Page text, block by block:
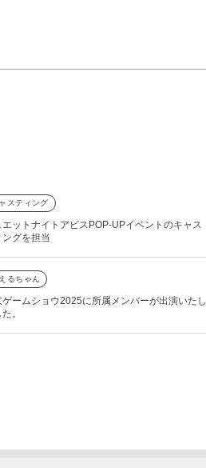
スティング
エットナイトアビスPOP-UPイベントのキャス
ングを担当
るちゃん
ゲームショウ2025に所属メンバーが出演いたし
。